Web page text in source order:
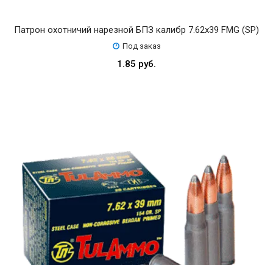
Патрон охотничий нарезной БПЗ калибр 7.62х39 FMG (SP)
Под заказ
1.85 руб.